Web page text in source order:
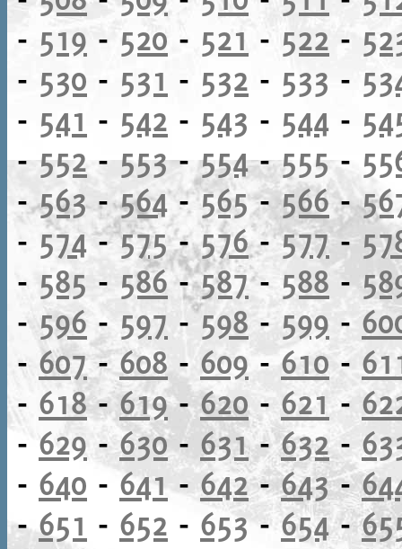
- 519 - 520 - 521 - 522 -
- 530 - 531 - 532 - 533 -
- 541 - 542 - 543 - 544 -
-552 -553-554-555-
-563-564-565-566-
- 574-575-576-577-
- 585 - 586-587- 588 -
- 596 -597 -598 - 599 -
- 607-608 -609-610 -
- 618-619-620- 621 -
- 629 -630- 631-632-
- 640 - 641-642-643-
-651 - 652 - 653-654-